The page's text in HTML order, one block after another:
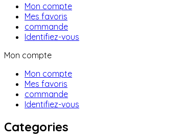
Mon compte
Mes favoris
commande
Identifiez-vous
Mon compte
Mon compte
Mes favoris
commande
Identifiez-vous
Categories